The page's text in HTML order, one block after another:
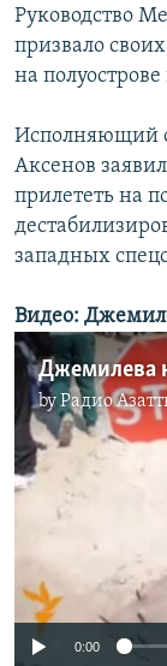
Руководство
призвало
на
Исполняющий
Аксенов
прилететь на
западных
Видео:
Джемилева
byРадио
No
0:00